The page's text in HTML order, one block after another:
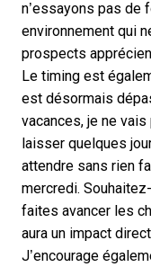
n’essayons pas de
environnement qui
prospects
Le timing est
est désormais
vacances, je ne
laisser quelques
attendre sans rien
mercredi.
faites avancer les
aura un impact
J’encourage